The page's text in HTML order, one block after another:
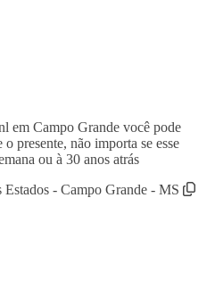
em Campo Grande você pode
presente, não importa se esse
ou à 30 anos atrás
- Campo Grande - MS